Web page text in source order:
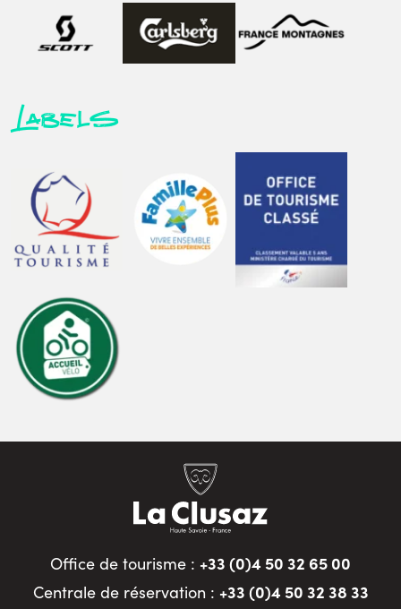
Labels
Office de tourisme : +33 (0)4 50 32 65 00
Centrale de réservation : +33 (0)4 50 32 38 33